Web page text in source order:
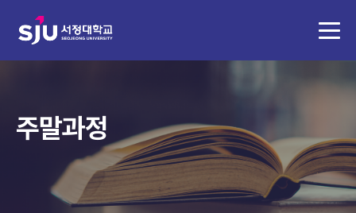
주말과정